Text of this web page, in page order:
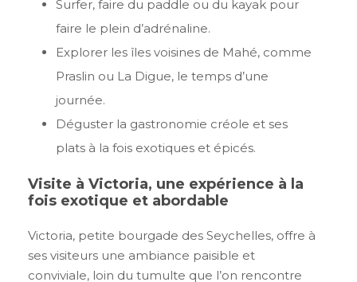
Surfer, faire du paddle ou du kayak pour
faire le plein d’adrénaline.
Explorer les îles voisines de Mahé, comme
Praslin ou La Digue, le temps d’une
journée.
Déguster la gastronomie créole et ses
plats à la fois exotiques et épicés.
Visite à Victoria, une expérience à la
fois exotique et abordable
Victoria, petite bourgade des Seychelles, offre à
ses visiteurs une ambiance paisible et
conviviale, loin du tumulte que l’on rencontre